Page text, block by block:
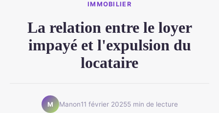
IMMOBILIER
La relation entre le loyer
impayé et l'expulsion du
locataire
M Manon11 février 20255 min de lecture